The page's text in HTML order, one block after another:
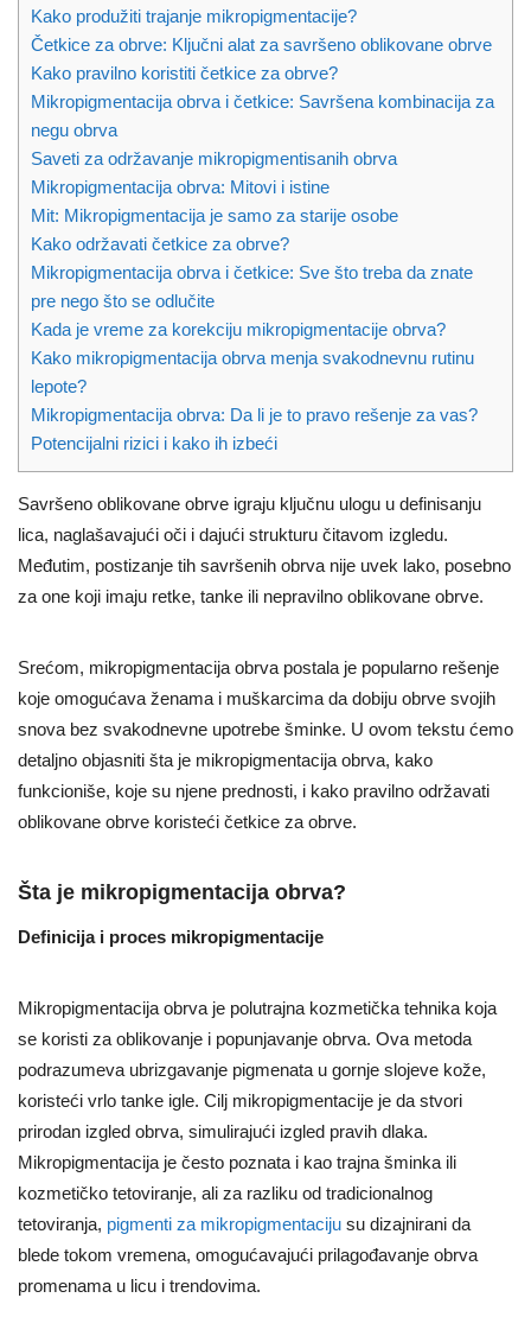
Kako produžiti trajanje mikropigmentacije?
Četkice za obrve: Ključni alat za savršeno oblikovane obrve
Kako pravilno koristiti četkice za obrve?
Mikropigmentacija obrva i četkice: Savršena kombinacija za
negu obrva
Saveti za održavanje mikropigmentisanih obrva
Mikropigmentacija obrva: Mitovi i istine
Mit: Mikropigmentacija je samo za starije osobe
Kako održavati četkice za obrve?
Mikropigmentacija obrva i četkice: Sve što treba da znate
pre nego što se odlučite
Kada je vreme za korekciju mikropigmentacije obrva?
Kako mikropigmentacija obrva menja svakodnevnu rutinu
lepote?
Mikropigmentacija obrva: Da li je to pravo rešenje za vas?
Potencijalni rizici i kako ih izbeći
Savršeno oblikovane obrve igraju ključnu ulogu u definisanju
lica, naglašavajući oči i dajući strukturu čitavom izgledu.
Međutim, postizanje tih savršenih obrva nije uvek lako, posebno
za one koji imaju retke, tanke ili nepravilno oblikovane obrve.
Srećom, mikropigmentacija obrva postala je popularno rešenje
koje omogućava ženama i muškarcima da dobiju obrve svojih
snova bez svakodnevne upotrebe šminke. U ovom tekstu ćemo
detaljno objasniti šta je mikropigmentacija obrva, kako
funkcioniše, koje su njene prednosti, i kako pravilno održavati
oblikovane obrve koristeći četkice za obrve.
Šta je mikropigmentacija obrva?
Definicija i proces mikropigmentacije
Mikropigmentacija obrva je polutrajna kozmetička tehnika koja
se koristi za oblikovanje i popunjavanje obrva. Ova metoda
podrazumeva ubrizgavanje pigmenata u gornje slojeve kože,
koristeći vrlo tanke igle. Cilj mikropigmentacije je da stvori
prirodan izgled obrva, simulirajući izgled pravih dlaka.
Mikropigmentacija je često poznata i kao trajna šminka ili
kozmetičko tetoviranje, ali za razliku od tradicionalnog
tetoviranja, pigmenti za mikropigmentaciju su dizajnirani da
blede tokom vremena, omogućavajući prilagođavanje obrva
promenama u licu i trendovima.